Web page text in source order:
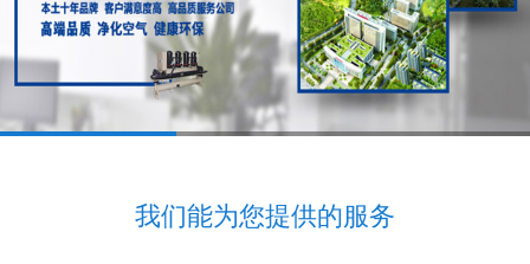
我们能为您提供的服务